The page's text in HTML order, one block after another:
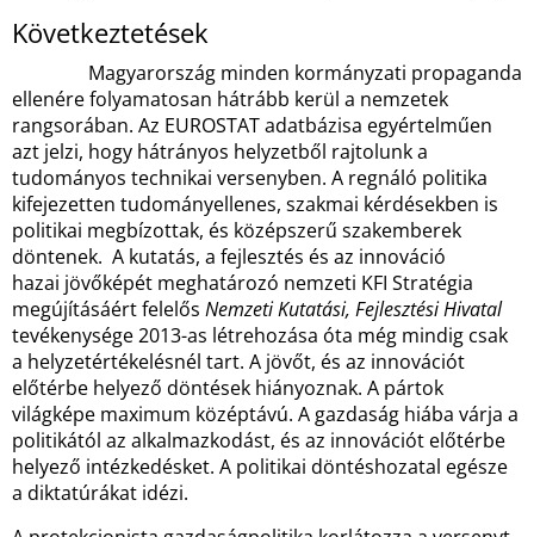
Következtetések
Magyarország minden kormányzati propaganda
ellenére folyamatosan hátrább kerül a nemzetek
rangsorában. Az EUROSTAT adatbázisa egyértelműen
azt jelzi, hogy hátrányos helyzetből rajtolunk a
tudományos technikai versenyben. A regnáló politika
kifejezetten tudományellenes, szakmai kérdésekben is
politikai megbízottak, és középszerű szakemberek
döntenek. A kutatás, a fejlesztés és az innováció
hazai jövőképét meghatározó nemzeti KFI Stratégia
megújításáért felelős Nemzeti Kutatási, FejlesztésiHivatal
tevékenysége 2013-as létrehozása óta még mindig csak
a helyzetértékelésnél tart. A jövőt, és az innovációt
előtérbe helyező döntések hiányoznak. A pártok
világképe maximum középtávú. A gazdaság hiába várja a
politikától az alkalmazkodást, és az innovációt előtérbe
helyező intézkedésket. A politikai döntéshozatal egésze
a diktatúrákat idézi.